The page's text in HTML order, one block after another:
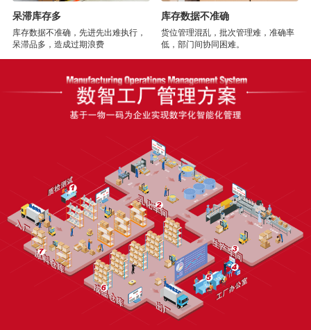
呆滞库存多
库存数据不准确，先进先出难执行，
呆滞品多，造成过期浪费
库存数据不准确
货位管理混乱，批次管理难，准确率
低，部门间协同困难。